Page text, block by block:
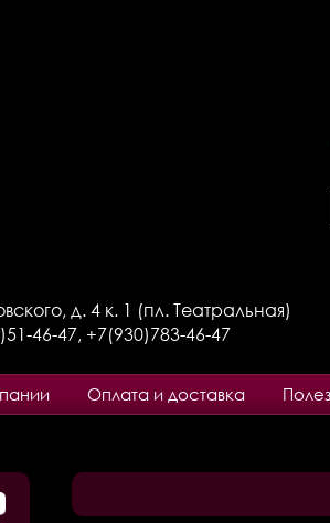
д. 4 к. 1 (пл. Театральная)
46-47, +7(930)783-46-47
Оплата и доставка